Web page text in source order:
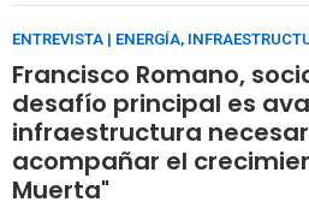
ENTREVISTA | ENERGÍA,
Francisco Romano,
desafío principal es
infraestructura
acompañar el
Muerta"